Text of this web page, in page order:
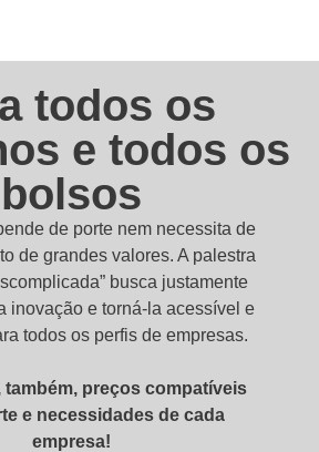
todos os
e todos os
bolsos
de porte nem necessita de
de grandes valores. A palestra
busca justamente
inovação e torná-la acessível e
todos os perfis de empresas.
também, preços compatíveis
e necessidades de cada
empresa!